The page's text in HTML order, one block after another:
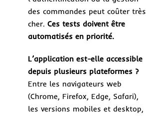
des commandes peut coûter très
cher. Ces tests doivent être
automatisés en priorité.
L’application est-elle accessible
depuis plusieurs plateformes ?
Entre les navigateurs web
(Chrome, Firefox, Edge, Safari),
les versions mobiles et desktop,